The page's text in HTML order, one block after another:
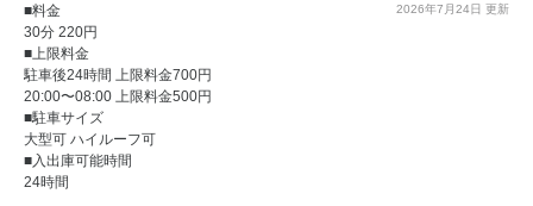
2026年7月24日 更新
■料金
30分 220円
■上限料金
駐車後24時間 上限料金700円
20:00〜08:00 上限料金500円
■駐車サイズ
大型可 ハイルーフ可
■入出庫可能時間
24時間